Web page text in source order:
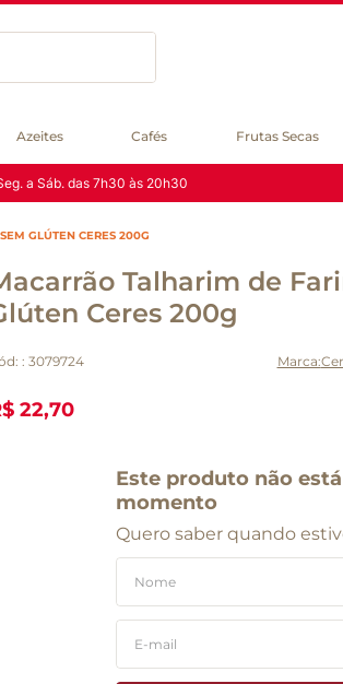
Azeites Cafés Frutas Secas
a Sáb. das 7h30 às 20h30
GLÚTEN CERES 200G
Talharim de
Ceres 200g
: 3079724
22,70
Este produto não
momento
Quero saber quando